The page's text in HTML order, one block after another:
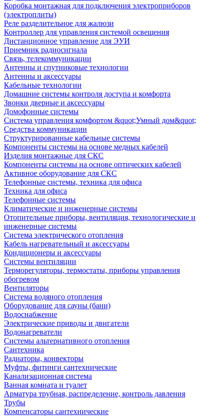
Коробка монтажная для подключения электроприборов
(электроплиты)
Реле разделительное для жалюзи
Контроллер для управления системой освещения
Дистанционное управление для ЭУИ
Приемник радиосигнала
Связь, телекоммуникации
Антенны и спутниковые технологии
Антенны и аксессуары
Кабельные технологии
Домашние системы контроля доступа и комфорта
Звонки дверные и аксессуары
Домофонные системы
Система управления комфортом &quot;Умный дом&quot;
Средства коммуникации
Структурированные кабельные системы
Компоненты системы на основе медных кабелей
Изделия монтажные для СКС
Компоненты системы на основе оптических кабелей
Активное оборудование для СКС
Телефонные системы, техника для офиса
Техника для офиса
Телефонные системы
Климатические и инженерные системы
Отопительные приборы, вентиляция, технологические и
инженерные системы
Система электрического отопления
Кабель нагревательный и аксессуары
Кондиционеры и аксессуары
Системы вентиляции
Терморегуляторы, термостаты, приборы управления
обогревом
Вентиляторы
Система водяного отопления
Оборудование для сауны (бани)
Водоснабжение
Электрические приводы и двигатели
Водонагреватели
Системы альтернативного отопления
Сантехника
Радиаторы, конвекторы
Муфты, фитинги сантехнические
Канализационная система
Ванная комната и туалет
Арматура трубная, распределение, контроль давления
Трубы
Компенсаторы сантехнические